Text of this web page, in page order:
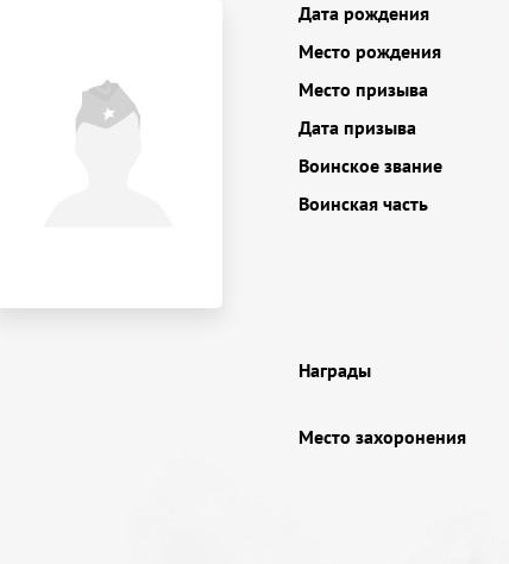
Дата рождения
Место рождения
Место призыва
Дата призыва
Воинское звание
Воинская часть
Награды
Место захоронения